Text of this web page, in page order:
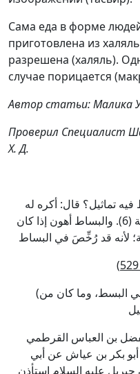
Сама еда в форме
приготовлена из
разрешена (халяль).
случае порицается
Автор статьи: Малика
Проверил Специалист
Х. Д.
فيه تماثيل؟ قال: أكره له
ذلك. قلت: فإن فعل؟ قال: صلاته تامة (6). والبساط أهون إذا كان
)
(وتكره التصاوير في الثوب، ولا تكره في البسط، وما كان من
بن العباس القرطمي
أبو بكر بن عياش عن أبي
عليه السلام استأذن